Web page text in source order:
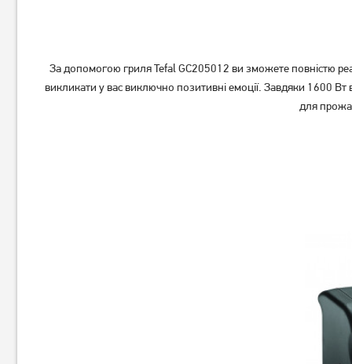
За допомогою гриля Tefal GC205012 ви зможете повністю
викликати у вас виключно позитивні емоції. Завдяки 1600
для